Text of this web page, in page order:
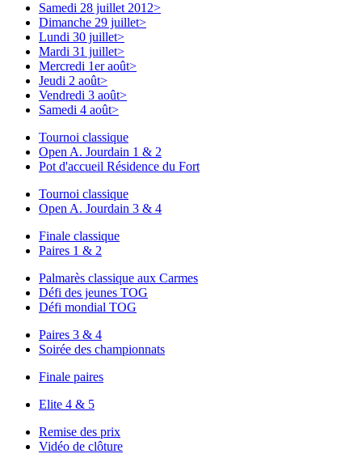
Samedi 28 juillet 2012>
Dimanche 29 juillet>
Lundi 30 juillet>
Mardi 31 juillet>
Mercredi 1er août>
Jeudi 2 août>
Vendredi 3 août>
Samedi 4 août>
Tournoi classique
Open A. Jourdain 1 & 2
Pot d'accueil Résidence du Fort
Tournoi classique
Open A. Jourdain 3 & 4
Finale classique
Paires 1 & 2
Palmarès classique aux Carmes
Défi des jeunes TOG
Défi mondial TOG
Paires 3 & 4
Soirée des championnats
Finale paires
Elite 4 & 5
Remise des prix
Vidéo de clôture